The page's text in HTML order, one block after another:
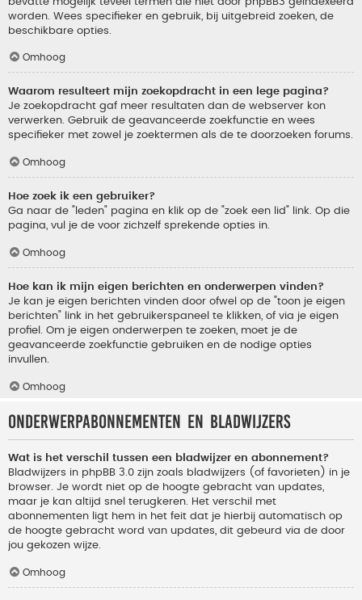
worden. Wees specifieker en gebruik, bij uitgebreid zoeken, de
beschikbare opties.
Omhoog
Waarom resulteert mijn zoekopdracht in een lege pagina?
Je zoekopdracht gaf meer resultaten dan de webserver kon
verwerken. Gebruik de geavanceerde zoekfunctie en wees
specifieker met zowel je zoektermen als de te doorzoeken forums.
Omhoog
Hoe zoek ik een gebruiker?
Ga naar de "leden" pagina en klik op de "zoek een lid" link. Op die
pagina, vul je de voor zichzelf sprekende opties in.
Omhoog
Hoe kan ik mijn eigen berichten en onderwerpen vinden?
Je kan je eigen berichten vinden door ofwel op de "toon je eigen
berichten" link in het gebruikerspaneel te klikken, of via je eigen
profiel. Om je eigen onderwerpen te zoeken, moet je de
geavanceerde zoekfunctie gebruiken en de nodige opties
invullen.
Omhoog
Onderwerpabonnementen en bladwijzers
Wat is het verschil tussen een bladwijzer en abonnement?
Bladwijzers in phpBB 3.0 zijn zoals bladwijzers (of favorieten) in je
browser. Je wordt niet op de hoogte gebracht van updates,
maar je kan altijd snel terugkeren. Het verschil met
abonnementen ligt hem in het feit dat je hierbij automatisch op
de hoogte gebracht word van updates, dit gebeurd via de door
jou gekozen wijze.
Omhoog